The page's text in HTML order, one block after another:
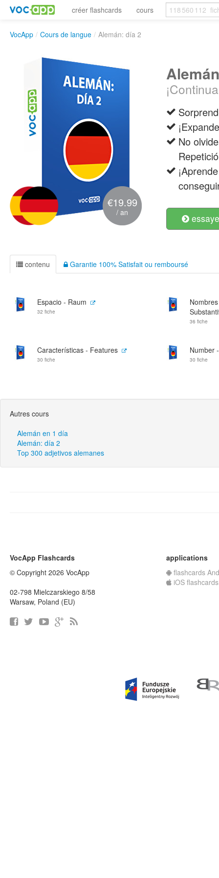
créer flashcards cours
VocApp / Cours de langue / Alemán: día 2
€19.99
/ an
No
contenu Garantie 100% Satisfait ou remboursé
Espacio - Raum
32 fiche
36 fiche
Características - Features
30 fiche
Number
30 fiche
Autres cours
Alemán en 1 día
Alemán: día 2
Top 300 adjetivos alemanes
VocApp Flashcards
© Copyright 2026 VocApp
02-798 Mielczarskiego 8/58
Warsaw, Poland (EU)
applications
flashcards
iOS flashcards